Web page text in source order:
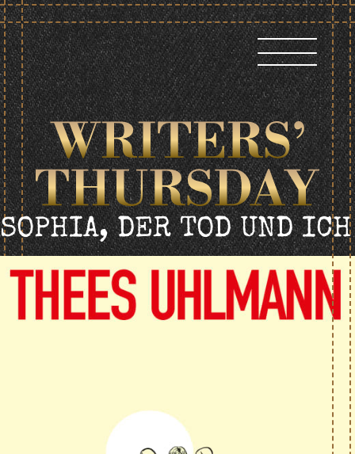
Skip
to
content
SOPHIA, DER TOD UND ICH